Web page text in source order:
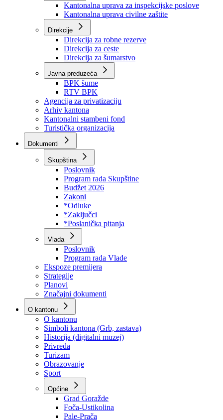
Pedagoški zavod
Kantonalna uprava za inspekcijske poslove
Kantonalna uprava civilne zaštite
Direkcije
Direkcija za robne rezerve
Direkcija za ceste
Direkcija za šumarstvo
Javna preduzeća
BPK šume
RTV BPK
Agencija za privatizaciju
Arhiv kantona
Kantonalni stambeni fond
Turistička organizacija
Dokumenti
Skupština
Poslovnik
Program rada Skupštine
Budžet 2026
Zakoni
*Odluke
*Zaključci
*Poslanička pitanja
Vlada
Poslovnik
Program rada Vlade
Ekspoze premijera
Strategije
Planovi
Značajni dokumenti
O kantonu
O kantonu
Simboli kantona (Grb, zastava)
Historija (digitalni muzej)
Privreda
Turizam
Obrazovanje
Sport
Općine